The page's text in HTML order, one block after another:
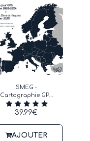
SMEG -
Cartographie GPS
2023-2024 + Alerte
zone à risques
39.99€
AJOUTER